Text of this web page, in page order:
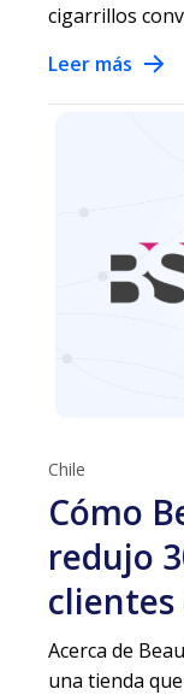
cigarrillos
Leer más
Chile
Cómo
redujo
clientes
Acerca de
una tienda